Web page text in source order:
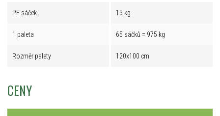
PE sáček 15 kg
1 paleta 65 sáčků = 975 kg
Rozměr palety 120x100 cm
CENY